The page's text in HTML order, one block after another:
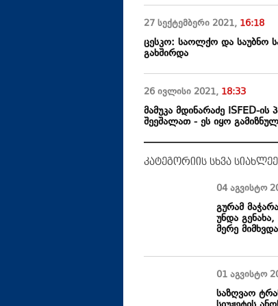
27 სექტემბერი 2021, 16:18
ცესკო: საოლქო და საუბნო
გახშირდა
26 ივლისი 2021, 18:33
მამუკა მდინარაძე ISFED-
შეეშალათ - ეს იყო
კატეგორიის სხვა
04 აგვისტო
გურამ
უნდა
მერე
01 აგვისტო
საზღვაო